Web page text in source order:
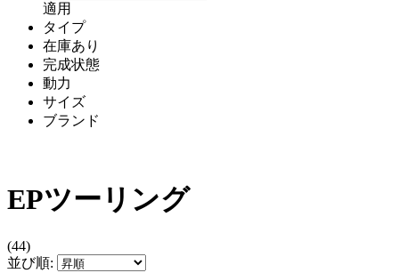
適用
タイプ
在庫あり
完成状態
動力
サイズ
ブランド
EPツーリング
(44)
並び順: